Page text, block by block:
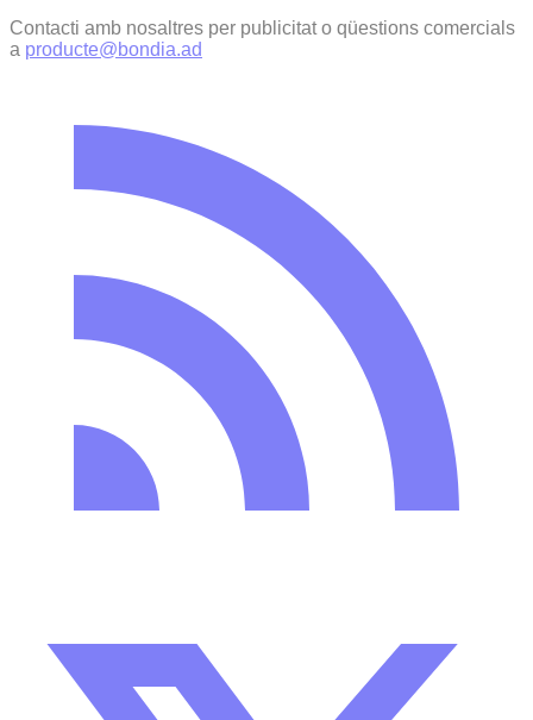
Contacti amb nosaltres per publicitat o qüestions comercials
a producte@bondia.ad